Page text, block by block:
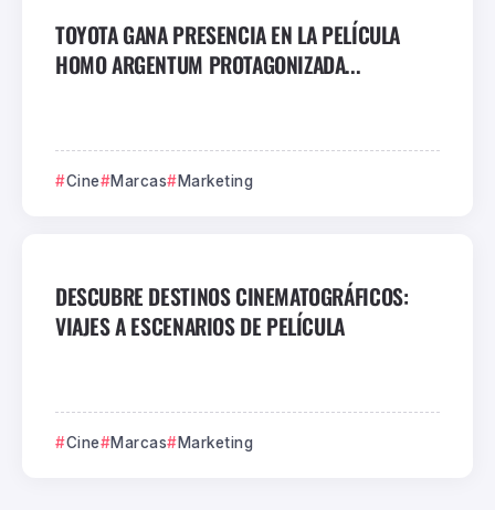
TOYOTA GANA PRESENCIA EN LA PELÍCULA
HOMO ARGENTUM PROTAGONIZADA...
Cine Marcas Marketing
DESCUBRE DESTINOS CINEMATOGRÁFICOS:
VIAJES A ESCENARIOS DE PELÍCULA
Cine Marcas Marketing